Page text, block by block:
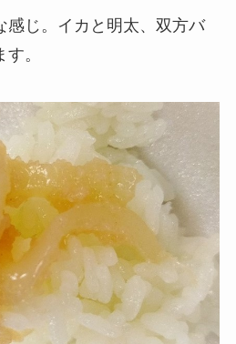
感じ。イカと明太、双方バ
。